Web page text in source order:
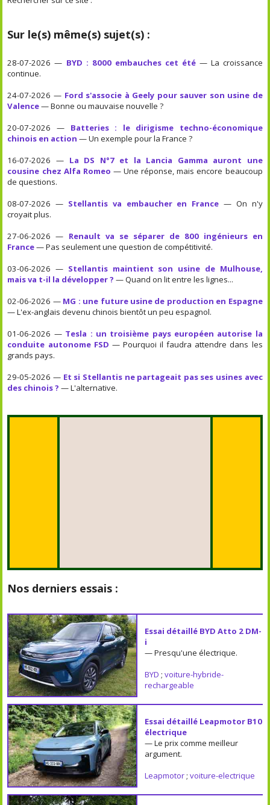
Sur le(s) même(s) sujet(s) :
28-07-2026 — BYD : 8000 embauches cet été— La croissance
continue.
24-07-2026 — Ford s'associe à Geely pour sauver son usine de
Valence— Bonne ou mauvaise nouvelle ?
20-07-2026 — Batteries : le dirigisme techno-économique
chinois en action — Un exemple pour la France ?
16-07-2026 — La DS N°7 et la Lancia Gamma auront une
cousine chez Alfa Romeo — Une réponse, mais encore beaucoup
de questions.
08-07-2026 — Stellantis va embaucher en France — On n'y
croyait plus.
27-06-2026 — Renault va se séparer de 800 ingénieurs en
France— Pas seulement une question de compétitivité.
03-06-2026 — Stellantis maintient son usine de Mulhouse,
mais va t-il la développer ? — Quand on lit entre les lignes...
02-06-2026 — MG : une future usine de production en Espagne
— L'ex-anglais devenu chinois bientôt un peu espagnol.
01-06-2026 — Tesla : un troisième pays européen autorise la
conduite autonome FSD — Pourquoi il faudra attendre dans les
grands pays.
29-05-2026 — Et si Stellantis ne partageait pas ses usines avec
des chinois ? — L'alternative.
Nos derniers essais :
Essai détaillé BYD Atto 2 DM-
i
— Presqu'une électrique.
BYD ; voiture-hybride-
rechargeable
Essai détaillé Leapmotor B10
électrique
— Le prix comme meilleur
argument.
Leapmotor; voiture-electrique